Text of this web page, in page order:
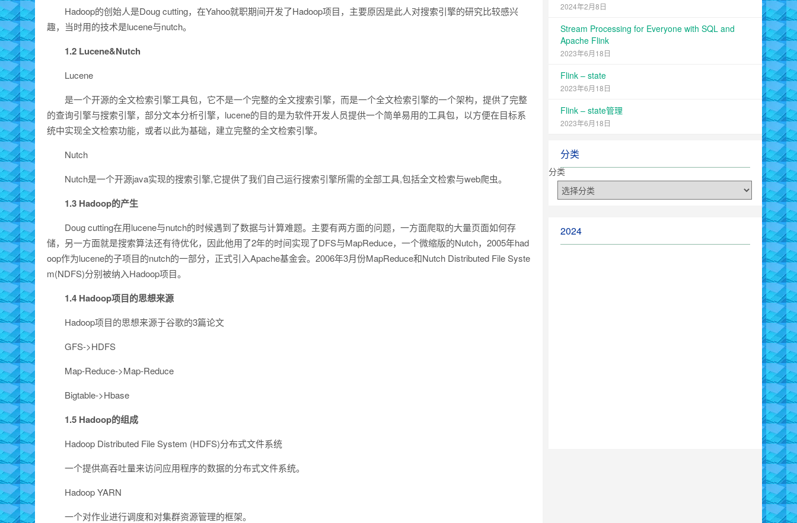
Hadoop的创始人是Doug cutting，在Yahoo就职期间开发了Hadoop项目，主要原因是此人对搜索引擎的研究比较感兴
趣，当时用的技术是lucene与nutch。
1.2 Lucene&Nutch
Lucene
是一个开源的全文检索引擎工具包，它不是一个完整的全文搜索引擎，而是一个全文检索引擎的一个架构，提供了完整
的查询引擎与搜索引擎，部分文本分析引擎，lucene的目的是为软件开发人员提供一个简单易用的工具包，以方便在目标系
统中实现全文检索功能，或者以此为基础，建立完整的全文检索引擎。
Nutch
Nutch是一个开源java实现的搜索引擎,它提供了我们自己运行搜索引擎所需的全部工具,包括全文检索与web爬虫。
1.3 Hadoop的产生
Doug cutting在用lucene与nutch的时候遇到了数据与计算难题。主要有两方面的问题，一方面爬取的大量页面如何存
储，另一方面就是搜索算法还有待优化，因此他用了2年的时间实现了DFS与MapReduce，一个微缩版的Nutch，2005年had
oop作为lucene的子项目的nutch的一部分，正式引入Apache基金会。2006年3月份MapReduce和Nutch Distributed File Syste
m(NDFS)分别被纳入Hadoop项目。
1.4 Hadoop项目的思想来源
Hadoop项目的思想来源于谷歌的3篇论文
GFS->HDFS
Map-Reduce->Map-Reduce
Bigtable->Hbase
1.5 Hadoop的组成
Hadoop Distributed File System (HDFS)分布式文件系统
一个提供高吞吐量来访问应用程序的数据的分布式文件系统。
Hadoop YARN
一个对作业进行调度和对集群资源管理的框架。
2024年2月8日
Stream Processing for Everyone with SQL and
Apache Flink
2023年6月18日
Flink – state
2023年6月18日
Flink – state管理
2023年6月18日
分类
分类
2024